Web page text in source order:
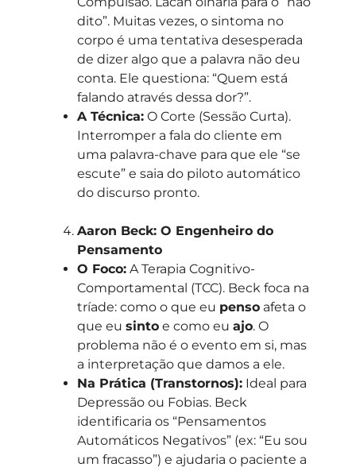
dito”. Muitas vezes, o sintoma no
corpo é uma tentativa desesperada
de dizer algo que a palavra não deu
conta. Ele questiona: “Quem está
falando através dessa dor?”.
A Técnica:O Corte (Sessão Curta).
Interromper a fala do cliente em
uma palavra-chave para que ele “se
escute” e saia do piloto automático
do discurso pronto.
Aaron Beck: O Engenheiro do
Pensamento
O Foco:A Terapia Cognitivo-
Comportamental (TCC). Beck foca na
tríade: como o que eu pensoafeta o
que eu sintoe como eu ajo. O
problema não é o evento em si, mas
a interpretação que damos a ele.
Na Prática (Transtornos):Ideal para
Depressão ou Fobias. Beck
identificaria os “Pensamentos
Automáticos Negativos” (ex: “Eu sou
um fracasso”) e ajudaria o paciente a